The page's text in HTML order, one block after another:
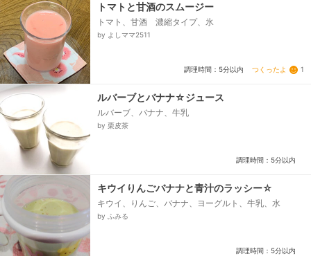
トマトと甘酒のスムージー
トマト、甘酒 濃縮タイプ、氷
by よしママ2511
調理時間：5分以内 つくったよ 1
ルバーブとバナナ☆ジュース
ルバーブ、バナナ、牛乳
by 栗皮茶
調理時間：5分以内
キウイりんごバナナと青汁のラッシー☆
キウイ、りんご、バナナ、ヨーグルト、牛乳、水
by ふみる
調理時間：5分以内